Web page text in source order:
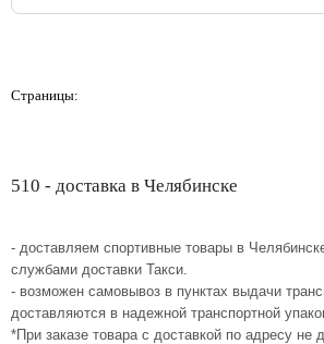
Страницы:
510 - доставка в Челябинске
- доставляем спортивные товары в
службами доставки Такси.
- возможен самовывоз в пунктах выдачи
доставляются в надежной транспортной
*При заказе товара с доставкой по адресу не